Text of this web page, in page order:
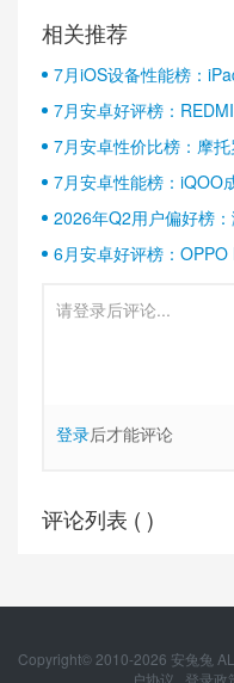
相关推荐
7月iOS设备性能榜：
7月安卓好评榜：
半壁江山
7月安卓性价比榜：摩
7月安卓性能榜：iQOO
2026年Q2用户偏好榜
6月安卓好评榜：
登录后才能评论
评论列表 ( )
Copyright© 2010-2026 安兔兔